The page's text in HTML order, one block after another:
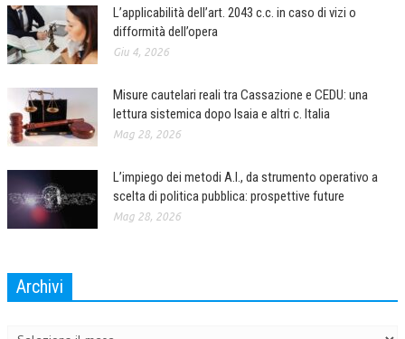
L’applicabilità dell’art. 2043 c.c. in caso di vizi o
difformità dell’opera
Giu 4, 2026
Misure cautelari reali tra Cassazione e CEDU: una
lettura sistemica dopo Isaia e altri c. Italia
Mag 28, 2026
L’impiego dei metodi A.I., da strumento operativo a
scelta di politica pubblica: prospettive future
Mag 28, 2026
Archivi